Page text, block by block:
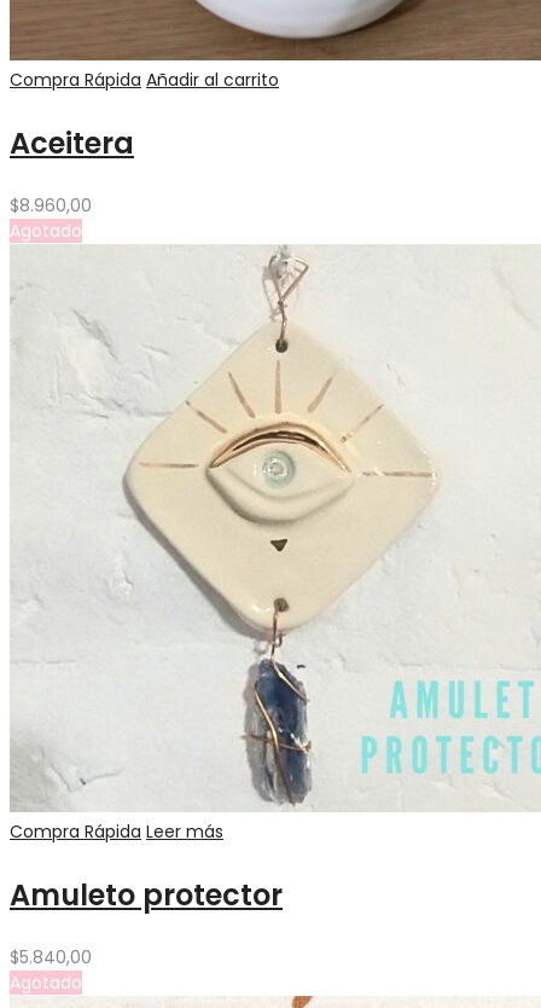
Compra Rápida Añadir al carrito
Aceitera
$8.960,00
Agotado
Compra Rápida Leer más
Amuleto protector
$5.840,00
Agotado